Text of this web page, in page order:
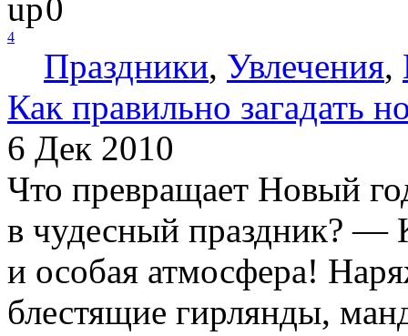
0
4
Праздники, Увлечения,
Как правильно загадать
6 Дек 2010
Что превращает Новый
в чудесный праздник? —
и особая атмосфера!
блестящие гирлянды,